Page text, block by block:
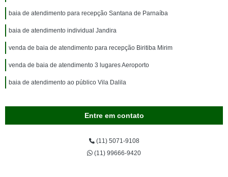
baia de atendimento para recepção Santana de Parnaíba
baia de atendimento individual Jandira
venda de baia de atendimento para recepção Biritiba Mirim
venda de baia de atendimento 3 lugares Aeroporto
baia de atendimento ao público Vila Dalila
Entre em contato
(11) 5071-9108
(11) 99666-9420